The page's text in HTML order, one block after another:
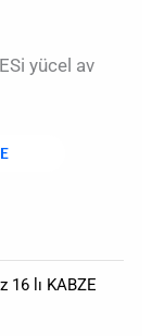
yücel av
16 lı KABZE